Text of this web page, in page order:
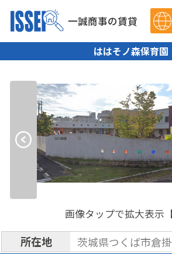
一誠商事の賃貸
ははそノ森保育園
画像タップで拡大表示
所在地 茨城県つくば市倉